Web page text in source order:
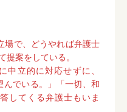
場で、どうやれば弁護士
案をしている。
中立的に対応せずに、
んでいる。」「一切、和
してくる弁護士もいま